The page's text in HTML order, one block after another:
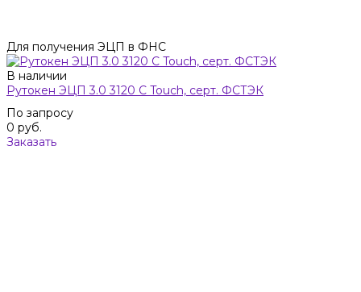
Для получения ЭЦП в ФНС
В наличии
Рутокен ЭЦП 3.0 3120 C Touch, серт. ФСТЭК
По запросу
0 руб.
Заказать